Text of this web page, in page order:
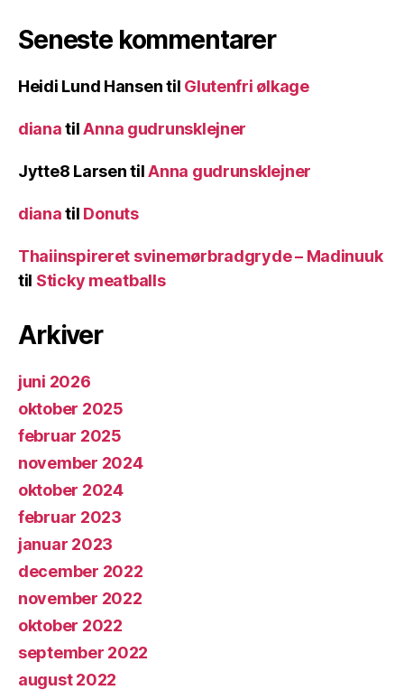
Seneste kommentarer
Heidi Lund Hansentil Glutenfri ølkage
dianatilAnna gudrunsklejner
Jytte8 LarsentilAnna gudrunsklejner
dianatil Donuts
Thaiinspireret svinemørbradgryde – Madinuuk
til Sticky meatballs
Arkiver
juni 2026
oktober 2025
februar 2025
november 2024
oktober 2024
februar 2023
januar 2023
december 2022
november 2022
oktober 2022
september 2022
august 2022